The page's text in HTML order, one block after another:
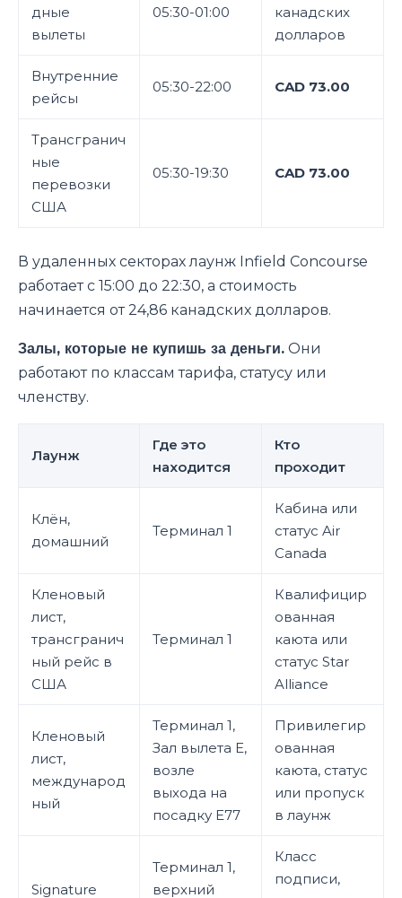
дные
вылеты
05:30-01:00
канадских
долларов
Внутренние
рейсы
05:30-22:00 CAD 73.00
Трансгранич
ные
перевозки
США
05:30-19:30 CAD 73.00
В удаленных секторах лаунж Infield Concourse
работает с 15:00 до 22:30, а стоимость
начинается от 24,86 канадских долларов.
Залы, которые не купишь за деньги. Они
работают по классам тарифа, статусу или
членству.
Лаунж
Где это
находится
Кто
проходит
Клён,
домашний
Терминал 1
Кабина или
статус Air
Canada
Кленовый
лист,
трансгранич
ный рейс в
США
Терминал 1
Квалифицир
ованная
каюта или
статус Star
Alliance
Кленовый
лист,
международ
ный
Терминал 1,
Зал вылета E,
возле
выхода на
посадку E77
Привилегир
ованная
каюта, статус
или пропуск
в лаунж
Signature
Терминал 1,
верхний
Класс
подписи,